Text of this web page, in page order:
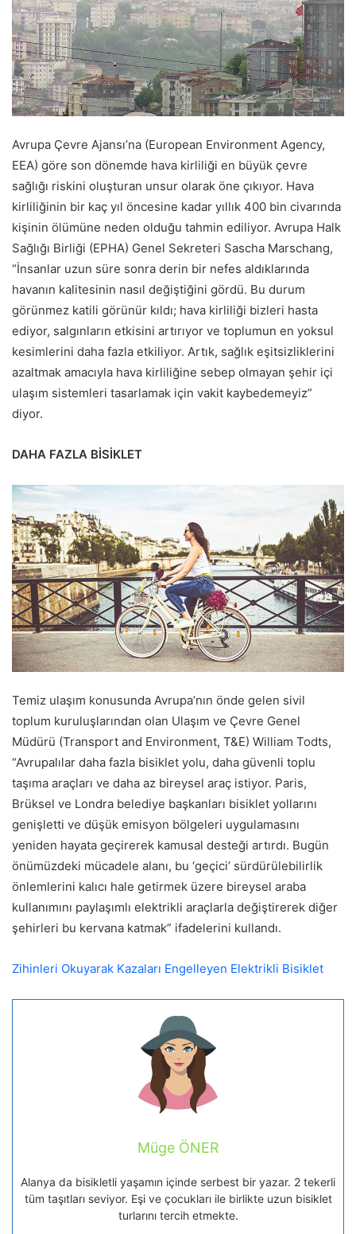
Avrupa Çevre Ajansı’na (European Environment Agency,
EEA) göre son dönemde hava kirliliği en büyük çevre
sağlığı riskini oluşturan unsur olarak öne çıkıyor. Hava
kirliliğinin bir kaç yıl öncesine kadar yıllık 400 bin civarında
kişinin ölümüne neden olduğu tahmin ediliyor. Avrupa Halk
Sağlığı Birliği (EPHA) Genel Sekreteri Sascha Marschang,
“İnsanlar uzun süre sonra derin bir nefes aldıklarında
havanın kalitesinin nasıl değiştiğini gördü. Bu durum
görünmez katili görünür kıldı; hava kirliliği bizleri hasta
ediyor, salgınların etkisini artırıyor ve toplumun en yoksul
kesimlerini daha fazla etkiliyor. Artık, sağlık eşitsizliklerini
azaltmak amacıyla hava kirliliğine sebep olmayan şehir içi
ulaşım sistemleri tasarlamak için vakit kaybedemeyiz”
diyor.
DAHA FAZLA BİSİKLET
Temiz ulaşım konusunda Avrupa’nın önde gelen sivil
toplum kuruluşlarından olan Ulaşım ve Çevre Genel
Müdürü (Transport and Environment, T&E) William Todts,
“Avrupalılar daha fazla bisiklet yolu, daha güvenli toplu
taşıma araçları ve daha az bireysel araç istiyor. Paris,
Brüksel ve Londra belediye başkanları bisiklet yollarını
genişletti ve düşük emisyon bölgeleri uygulamasını
yeniden hayata geçirerek kamusal desteği artırdı. Bugün
önümüzdeki mücadele alanı, bu ‘geçici’ sürdürülebilirlik
önlemlerini kalıcı hale getirmek üzere bireysel araba
kullanımını paylaşımlı elektrikli araçlarla değiştirerek diğer
şehirleri bu kervana katmak” ifadelerini kullandı.
Zihinleri Okuyarak Kazaları Engelleyen Elektrikli Bisiklet
Müge ÖNER
Alanya da bisikletli yaşamın içinde serbest bir yazar. 2 tekerli
tüm taşıtları seviyor. Eşi ve çocukları ile birlikte uzun bisiklet
turlarını tercih etmekte.